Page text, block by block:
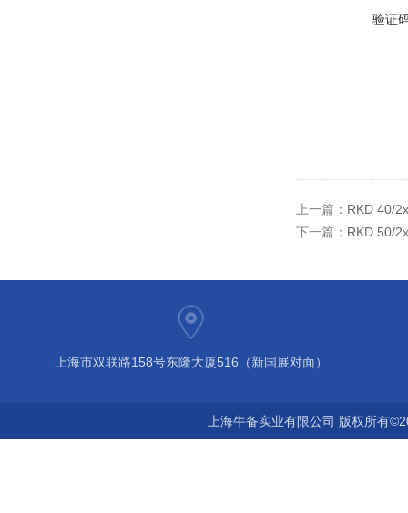
验证
上一篇： RKD 40/
下一篇： RKD 50/
上海市双联路158号东隆大厦516（新国展对面）
上海牛备实业有限公司 版权所有